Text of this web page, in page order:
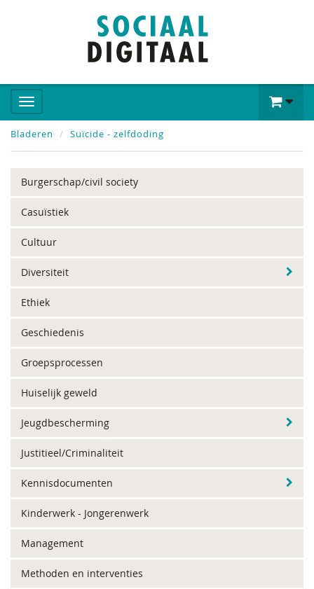
Bladeren Suïcide - zelfdoding
Burgerschap/civil society
Casuïstiek
Cultuur
Diversiteit
Ethiek
Geschiedenis
Groepsprocessen
Huiselijk geweld
Jeugdbescherming
Justitieel/Criminaliteit
Kennisdocumenten
Kinderwerk - Jongerenwerk
Management
Methoden en interventies